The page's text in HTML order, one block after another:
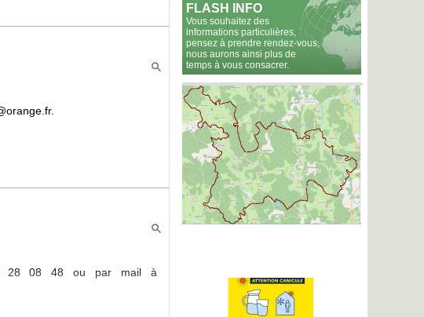
28 08 48 ou par mail à
FLASH INFO
Vous souhaitez des
informations particulières,
pensez à prendre rendez-vous,
nous aurons ainsi plus de
temps à vous consacrer.